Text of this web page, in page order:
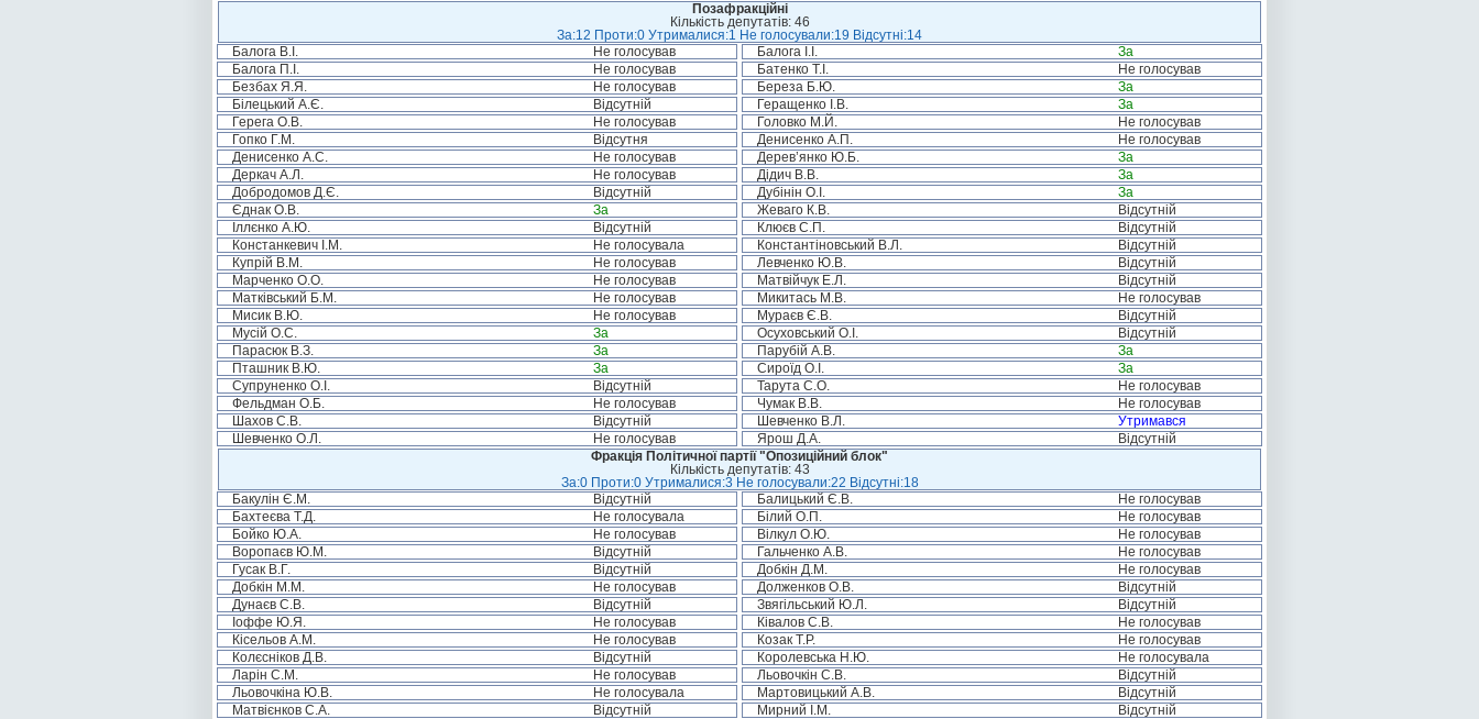
Позафракційні
Кількість депутатів: 46
За:12 Проти:0 Утрималися:1 Не голосували:19 Відсутні:14
Балога В.І.
Не голосував Балога І.І.
За
Балога П.І.
Не голосував Батенко Т.І.
Не голосував
Безбах Я.Я.
Не голосував Береза Б.Ю.
За
Білецький А.Є.
Відсутній Геращенко І.В.
За
Герега О.В.
Не голосував Головко М.Й.
Не голосував
Гопко Г.М.
Відсутня Денисенко А.П.
Не голосував
Денисенко А.С.
Не голосував Дерев’янко Ю.Б.
За
Деркач А.Л.
Не голосував Дідич В.В.
За
Добродомов Д.Є.
Відсутній Дубінін О.І.
За
Єднак О.В.
За Жеваго К.В.
Відсутній
Іллєнко А.Ю.
Відсутній Клюєв С.П.
Відсутній
Констанкевич І.М.
Не голосувала Константіновський В.Л.
Відсутній
Купрій В.М.
Не голосував Левченко Ю.В.
Відсутній
Марченко О.О.
Не голосував Матвійчук Е.Л.
Відсутній
Матківський Б.М.
Не голосував Микитась М.В.
Не голосував
Мисик В.Ю.
Не голосував Мураєв Є.В.
Відсутній
Мусій О.С.
За Осуховський О.І.
Відсутній
Парасюк В.З.
За Парубій А.В.
За
Пташник В.Ю.
За Сироїд О.І.
За
Супруненко О.І.
Відсутній Тарута С.О.
Не голосував
Фельдман О.Б.
Не голосував Чумак В.В.
Не голосував
Шахов С.В.
Відсутній Шевченко В.Л.
Утримався
Шевченко О.Л.
Не голосував Ярош Д.А.
Відсутній
Фракція Політичної партії "Опозиційний блок"
Кількість депутатів: 43
За:0 Проти:0 Утрималися:3 Не голосували:22 Відсутні:18
Бакулін Є.М.
Відсутній Балицький Є.В.
Не голосував
Бахтеєва Т.Д.
Не голосувала Білий О.П.
Не голосував
Бойко Ю.А.
Не голосував Вілкул О.Ю.
Не голосував
Воропаєв Ю.М.
Відсутній Гальченко А.В.
Не голосував
Гусак В.Г.
Відсутній Добкін Д.М.
Не голосував
Добкін М.М.
Не голосував Долженков О.В.
Відсутній
Дунаєв С.В.
Відсутній Звягільський Ю.Л.
Відсутній
Іоффе Ю.Я.
Не голосував Ківалов С.В.
Не голосував
Кісельов А.М.
Не голосував Козак Т.Р.
Не голосував
Колєсніков Д.В.
Відсутній Королевська Н.Ю.
Не голосувала
Ларін С.М.
Не голосував Льовочкін С.В.
Відсутній
Льовочкіна Ю.В.
Не голосувала Мартовицький А.В.
Відсутній
Матвієнков С.А.
Відсутній Мирний І.М.
Відсутній